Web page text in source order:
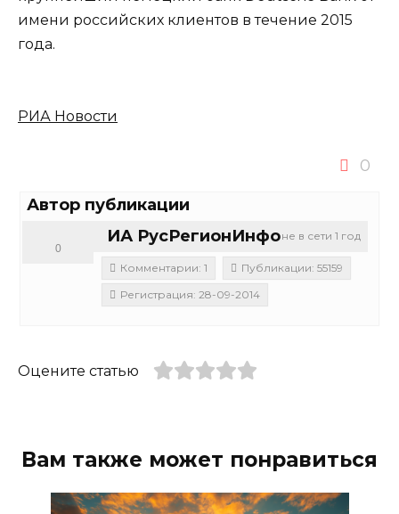
имени российских клиентов в течение 2015
года.
РИА Новости
0
Автор публикации
не в сети 1 год
ИА РусРегионИнфо
0
Комментарии: 1
Публикации: 55159
Регистрация: 28-09-2014
Оцените статью
Вам также может понравиться